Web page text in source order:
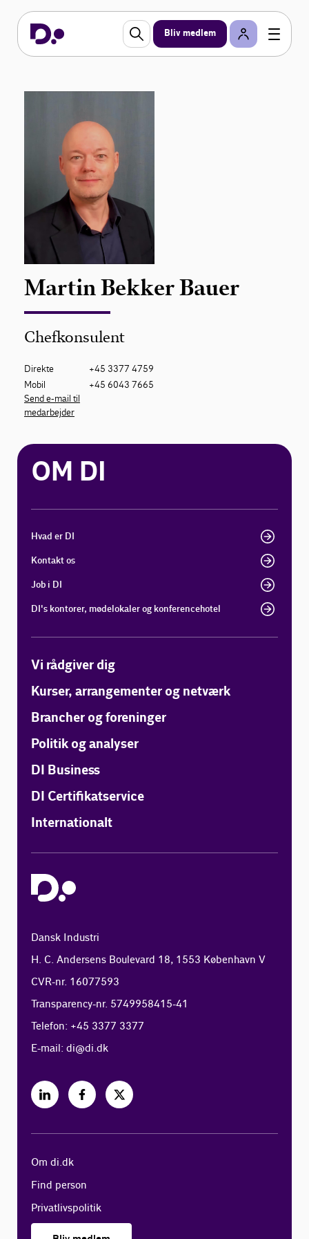
Bliv medlem
Martin Bekker Bauer
Chefkonsulent
Direkte
+45 3377 4759
Mobil
+45 6043 7665
Send e-mail til
medarbejder
OM DI
Hvad er DI
Kontakt os
Job i DI
DI's kontorer, mødelokaler og konferencehotel
Vi rådgiver dig
Kurser, arrangementer og netværk
Brancher og foreninger
Politik og analyser
DI Business
DI Certifikatservice
Internationalt
Dansk Industri
H. C. Andersens Boulevard 18, 1553 København V
CVR-nr. 16077593
Transparency-nr. 5749958415-41
Telefon: +45 3377 3377
E-mail:di@di.dk
Om di.dk
Find person
Privatlivspolitik